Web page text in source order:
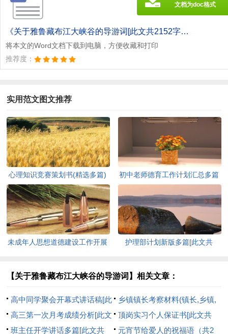
《关于雅鲁藏布江大峡谷的导游词[此文共2152字].doc》
将本文的Word文档下载到电脑，方便收藏和打印
推荐度：
文档为doc格式
实用范文图文推荐
心理知识竞赛策划书(精选多篇)
[此文共5937字]
初中老师德育工作计划汇总多篇
未成年人思想道德建设工作开展
护理部计划新版多篇[此文共
【关于雅鲁藏布江大峡谷的导游词】相关文章：
高中同学聚会开幕式讲话稿[此
文共2463字]
乡镇镇长考察材料(镇长,乡镇,
考察)[此文共4881字]
高三第一次月考成绩分析[此文
共1253字]
顶岗实习个人保证书[此文共
1897字]
班主任开学讲话多篇[此文共 元宵节给爱人的祝福语（共2